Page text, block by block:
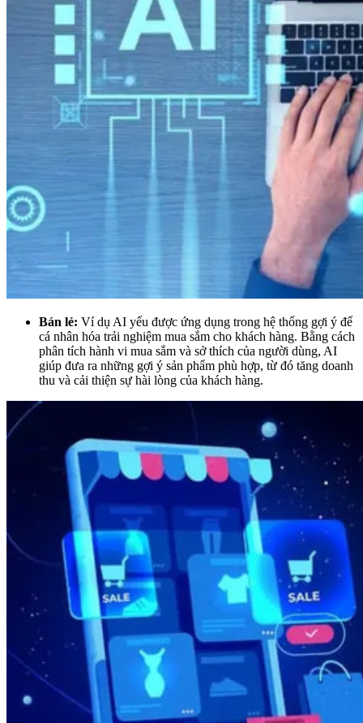
Bán lẻ: Ví dụ AI yếu được ứng dụng trong hệ thống gợi ý để
cá nhân hóa trải nghiệm mua sắm cho khách hàng. Bằng cách
phân tích hành vi mua sắm và sở thích của người dùng, AI
giúp đưa ra những gợi ý sản phẩm phù hợp, từ đó tăng doanh
thu và cải thiện sự hài lòng của khách hàng.